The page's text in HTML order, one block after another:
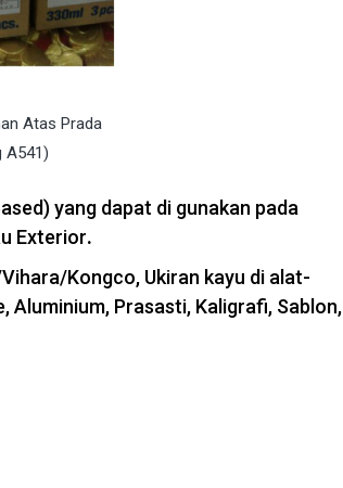
Atas Prada
A541)
yang dapat di gunakan pada
Exterior.
Kongco, Ukiran kayu di alat-
Aluminium, Prasasti, Kaligrafi, Sablon,